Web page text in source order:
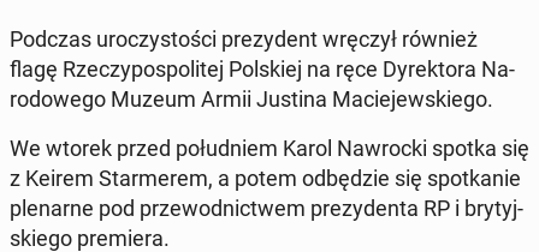
Podczas uro­czy­sto­ści pre­zy­dent wręczył również
flagę Rze­czy­po­spo­li­tej Pol­skiej na ręce Dy­rek­to­ra Na­
ro­do­we­go Muzeum Armii Justina Ma­cie­jew­skie­go.
We wtorek przed po­łu­dniem Karol Na­wroc­ki spotka się
z Keirem Star­me­rem, a potem od­bę­dzie się spo­tka­nie
ple­nar­ne pod prze­wod­nic­twem pre­zy­den­ta RP i bry­tyj­
skie­go pre­mie­ra.